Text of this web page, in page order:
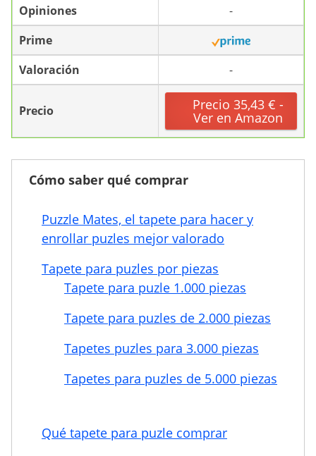
Opiniones
-
Prime
Valoración
-
Precio Precio 35,43 € -
Ver en Amazon
Cómo saber qué comprar
Puzzle Mates, el tapete para hacer y
enrollar puzles mejor valorado
Tapete para puzles por piezas
Tapete para puzle 1.000 piezas
Tapete para puzles de 2.000 piezas
Tapetes puzles para 3.000 piezas
Tapetes para puzles de 5.000 piezas
Qué tapete para puzle comprar